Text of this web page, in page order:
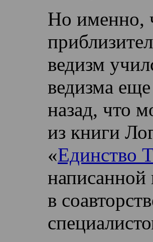
Но именно,
ведизм
ведизма
назад, что
из книги
«Единство
в